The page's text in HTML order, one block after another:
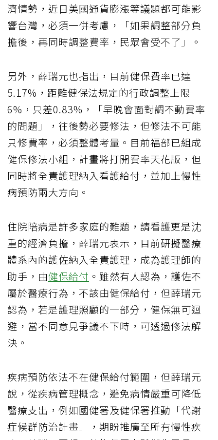
濟情勢，近日美國通貨膨漲等議題都可能影
響台灣，必須一併考慮，「如果調整部分負
擔後，再同時調整費率，民眾會受不了」。
另外，薛瑞元也指出，目前健保費率已達
5.17%，距離健保法規定的行政調整上限
6%，只差0.83%，「早晚會面對調不動費率
的問題」，往後勢必要修法，但修法不可能
只修費率，必須整體考量。目前福部已組成
健保修法小組，計畫將打開費率天花版，但
同時將全責護理納入看護給付，並加上慢性
病預防兩大方向。
住院陪病是許多家庭的難題，請看護更是沈
重的經濟負擔，薛瑞元表示，目前研擬醫療
體系內的護佐納入全責護理，成為護理師的
助手，由健保給付 。雖然有人認為，護佐不
屬於醫療行為，不該由健保給付，但薛瑞元
認為，若是護理照顧的一部分，健保無可迴
避，當不同意見爭議不下時，可透過修法解
決。
疾病預防依法不在健保給付範圍，但薛瑞元
說，從疾病管理概念，避免病情嚴重可降低
醫療支出，例如國健署及健保署推動「代謝
症候群防治計畫」，期盼推廣至所有慢性疾